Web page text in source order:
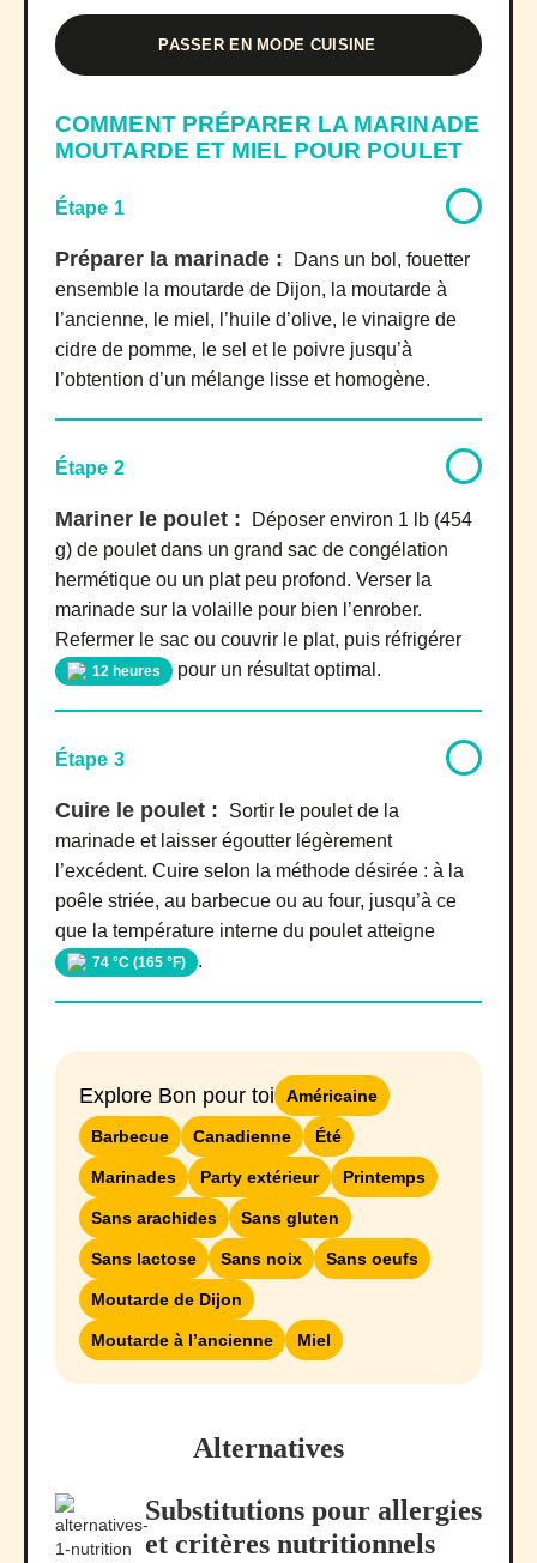
PASSER EN MODE CUISINE
COMMENT PRÉPARER LA MARINADE
MOUTARDE ET MIEL POUR POULET
Étape 1
Préparer la marinade :
Dans un bol, fouetter
ensemble la moutarde de Dijon, la moutarde à
l’ancienne, le miel, l’huile d’olive, le vinaigre de
cidre de pomme, le sel et le poivre jusqu’à
l’obtention d’un mélange lisse et homogène.
Étape 2
Mariner le poulet :
Déposer environ 1 lb (454
g) de poulet dans un grand sac de congélation
hermétique ou un plat peu profond. Verser la
marinade sur la volaille pour bien l’enrober.
Refermer le sac ou couvrir le plat, puis réfrigérer
12 heures pour un résultat optimal.
Étape 3
Cuire le poulet :
Sortir le poulet de la
marinade et laisser égoutter légèrement
l’excédent. Cuire selon la méthode désirée : à la
poêle striée, au barbecue ou au four, jusqu’à ce
que la température interne du poulet atteigne
74 °C (165 °F) .
Explore Bon pour toi Américaine
Barbecue Canadienne Été
Marinades Party extérieur Printemps
Sans arachides Sans gluten
Sans lactose Sans noix Sans oeufs
Moutarde de Dijon
Moutarde à l’ancienne Miel
Alternatives
Substitutions pour allergies
et critères nutritionnels